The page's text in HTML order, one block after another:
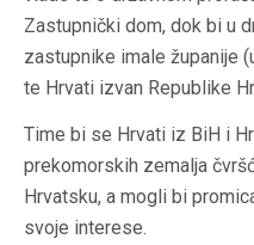
Zastupnički dom, dok bi u
zastupnike imale županije
te Hrvati izvan Republike
Time bi se Hrvati iz BiH i
prekomorskih zemalja
Hrvatsku, a mogli bi
svoje interese.